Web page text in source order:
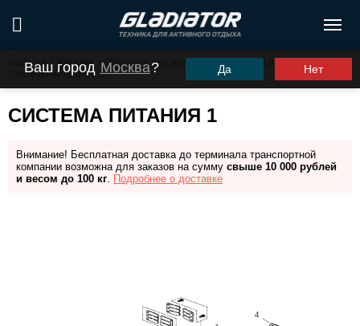
Ваш город Москва? Да Нет
Главная / Каталог Запчасти для моторов ПЛМ
Система питания 1
СИСТЕМА ПИТАНИЯ 1
Внимание! Бесплатная доставка до терминала транспортной
компании возможна для заказов на сумму свыше 10 000 рублей
и весом до 100 кг. Подробнее о доставке